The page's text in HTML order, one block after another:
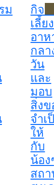
ม
กิจ
เลี้ยง
อาห
กลา
วัน
และ
มอบ
สิ่งข
จำเ
ให้
กับ
น้อง
สถ